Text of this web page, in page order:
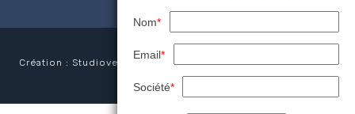
Création : Studioversion2.com |Mentions légales|CGU|Plan
du site
Nom*
Email*
Société*